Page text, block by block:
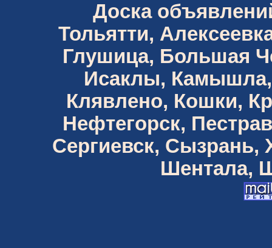
Доска
Тольятти,
Глушица, Большая
Исаклы, Камышла,
Клявлено, Кошки,
Нефтегорск,
Сергиевск,
Шентала,